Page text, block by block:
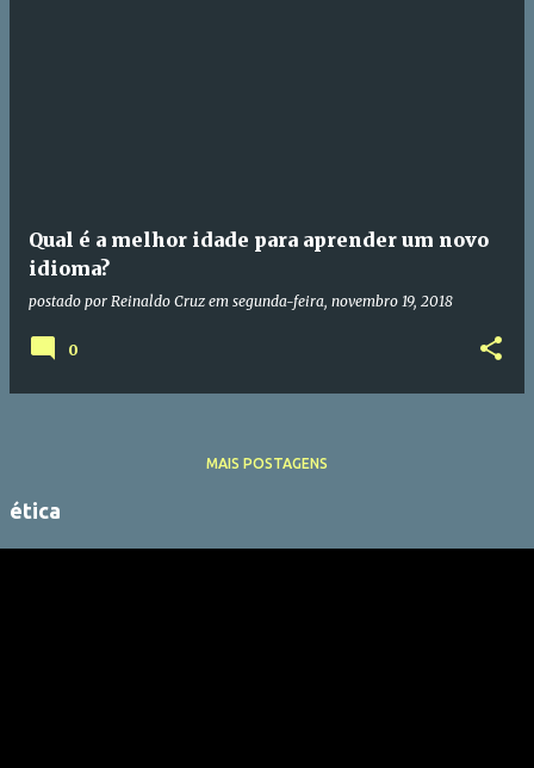
Qual é a melhor idade para aprender um novo
idioma?
postado por Reinaldo Cruz em segunda-feira, novembro 19, 2018
0
MAIS POSTAGENS
ética